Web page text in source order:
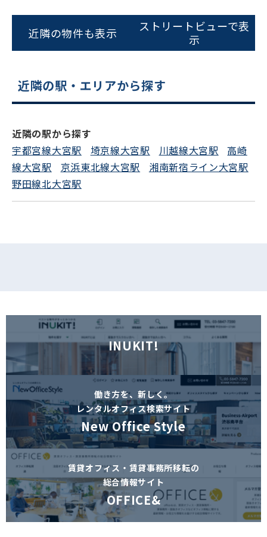
平日 9:00〜18:00
フォームでお問い合わせ
近隣の物件も表示
ストリートビューで表
示
近隣の駅・エリアから探す
近隣の駅から探す
宇都宮線大宮駅
埼京線大宮駅 川越線大宮駅
高崎
線大宮駅
京浜東北線大宮駅
湘南新宿ライン大宮駅
野田線北大宮駅
INUKIT!
働き方を、新しく。
レンタルオフィス検索サイト
New Office Style
賃貸オフィス・賃貸事務所移転の
総合情報サイト
OFFICE&